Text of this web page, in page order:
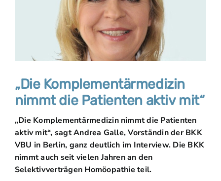
„Die Komplementärmedizin
nimmt die Patienten aktiv mit“
„Die Komplementärmedizin nimmt die Patienten
aktiv mit“, sagt Andrea Galle, Vorständin der BKK
VBU in Berlin, ganz deutlich im Interview. Die BKK
nimmt auch seit vielen Jahren an den
Selektivverträgen Homöopathie teil.